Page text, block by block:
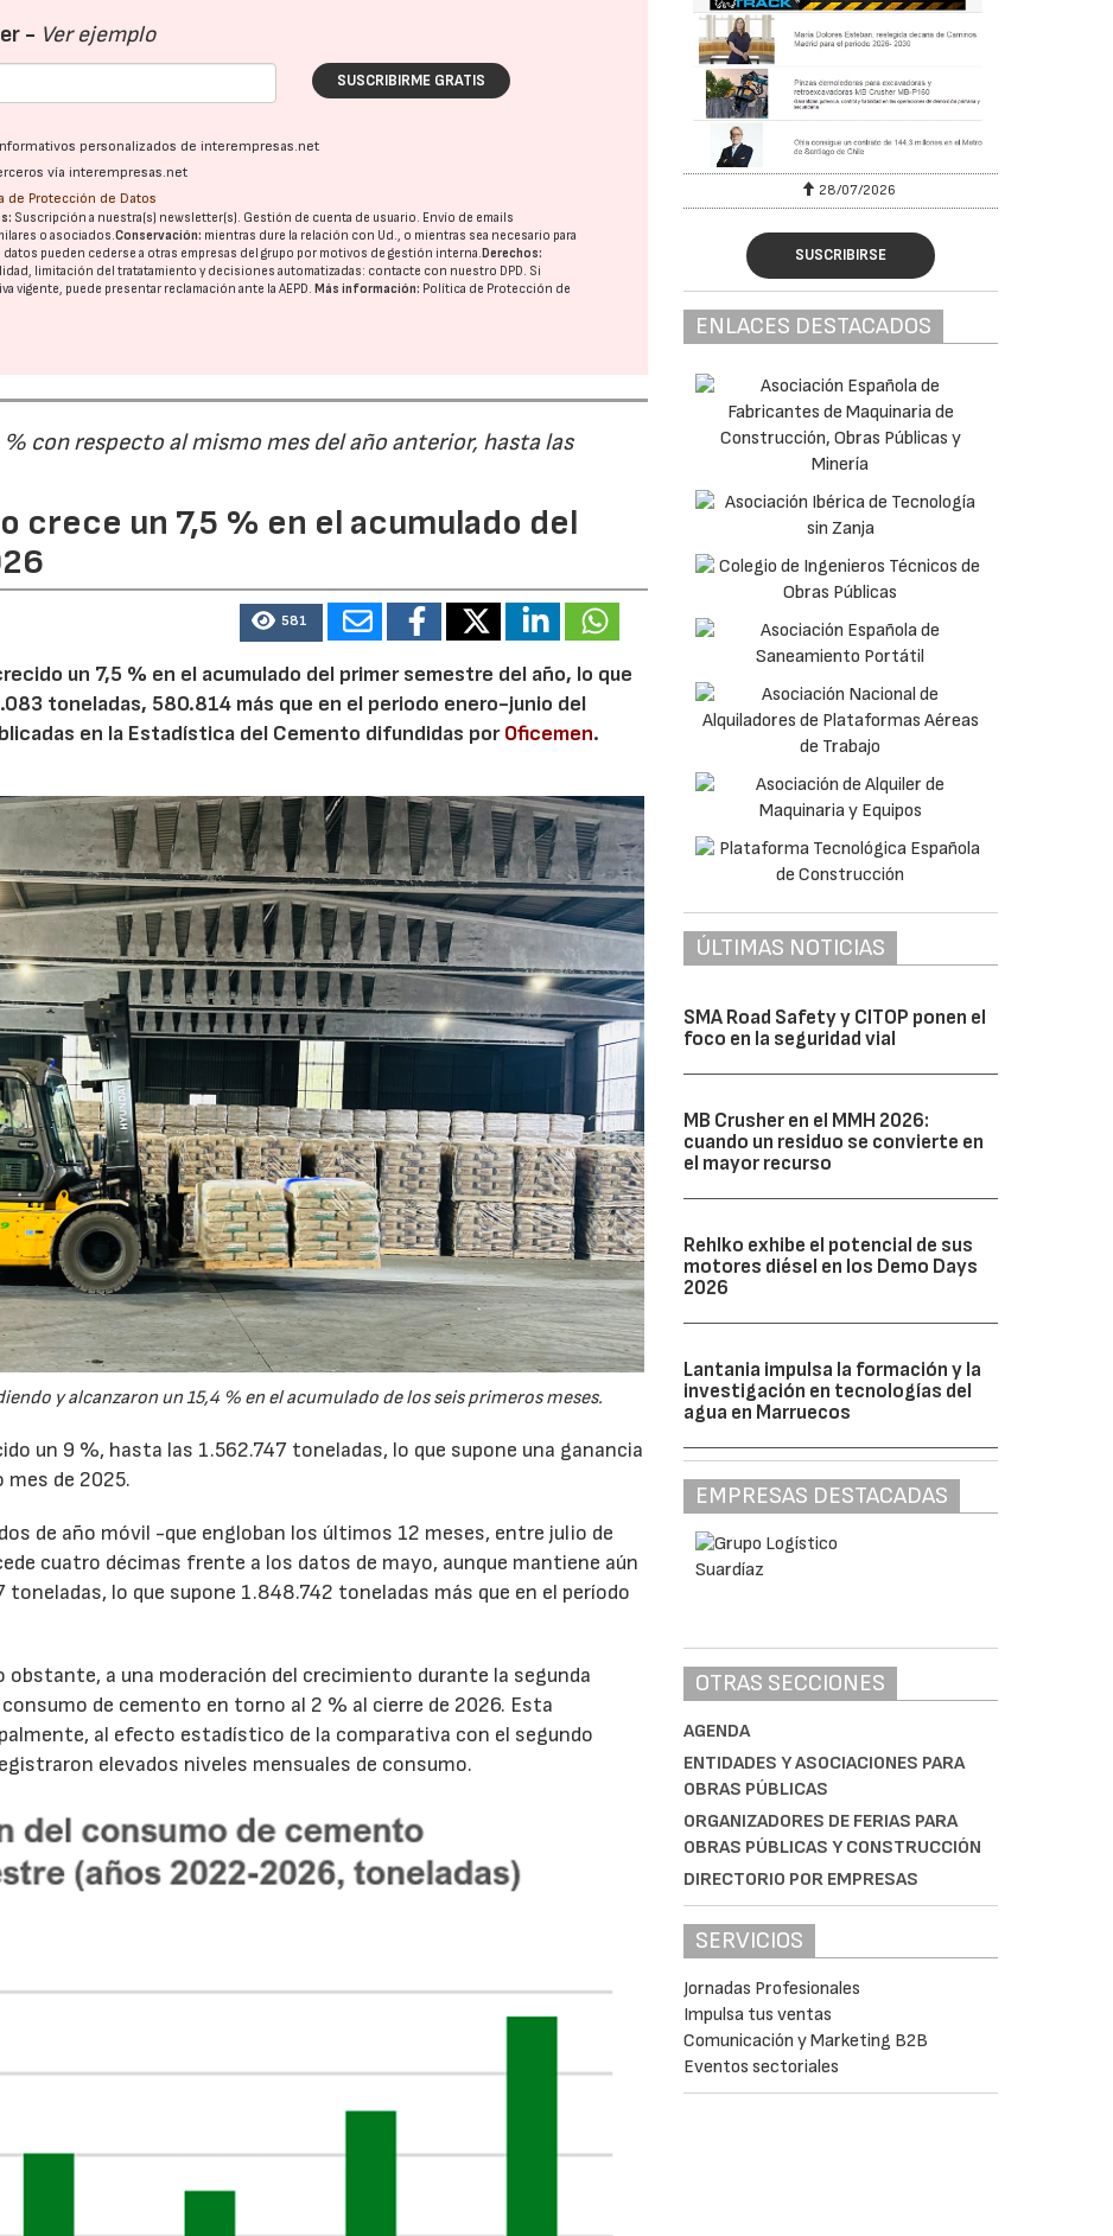
- Ver ejemplo
SUSCRIBIRME GRATIS
personalizados de interempresas.net
vía interempresas.net
de Protección de Datos
Suscripción a nuestra(s) newsletter(s). Gestión de cuenta de usuario. Envío de emails
o asociados.Conservación: mientras dure la relación con Ud., o mientras sea necesario para
datos pueden cederse a otras empresas del grupo por motivos de gestión interna.Derechos:
limitación del tratatamiento y decisiones automatizadas: contacte con nuestro DPD. Si
vigente, puede presentar reclamación ante laAEPD.Más información: Política de Protección de
con respecto al mismo mes del año anterior, hasta las
crece un 7,5 % en el acumulado del
581
un 7,5 % en el acumulado del primer semestre del año, lo que
toneladas, 580.814 más que en el periodo enero-junio del
en la Estadística del Cemento difundidas porOficemen.
y alcanzaron un 15,4 % en el acumulado de los seis primeros meses.
un 9 %, hasta las 1.562.747 toneladas, lo que supone una ganancia
de 2025.
de año móvil -que engloban los últimos 12 meses, entre julio de
cuatro décimas frente a los datos de mayo, aunque mantiene aún
lo que supone 1.848.742 toneladas más que en el período
obstante, a una moderación del crecimiento durante la segunda
de cemento en torno al 2 % al cierre de 2026. Esta
al efecto estadístico de la comparativa con el segundo
elevados niveles mensuales de consumo.
28/07/2026
SUSCRIBIRSE
ENLACES DESTACADOS
ÚLTIMAS NOTICIAS
SMA Road Safety y CITOP ponen el
foco en la seguridad vial
MB Crusher en el MMH 2026:
cuando un residuo se convierte en
el mayor recurso
Rehlko exhibe el potencial de sus
motores diésel en los Demo Days
2026
Lantania impulsa la formación y la
investigación en tecnologías del
agua en Marruecos
EMPRESAS DESTACADAS
OTRAS SECCIONES
AGENDA
ENTIDADES Y ASOCIACIONES PARA
OBRAS PÚBLICAS
ORGANIZADORES DE FERIAS PARA
OBRAS PÚBLICAS Y CONSTRUCCIÓN
DIRECTORIO POR EMPRESAS
SERVICIOS
Jornadas Profesionales
Impulsa tus ventas
Comunicación y Marketing B2B
Eventos sectoriales